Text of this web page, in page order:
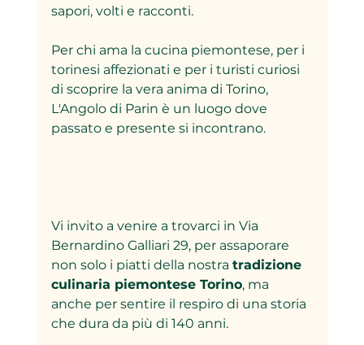
sapori, volti e racconti.
Per chi ama la cucina piemontese, per i
torinesi affezionati e per i turisti curiosi
di scoprire la vera anima di Torino,
L'Angolo di Parin è un luogo dove
passato e presente si incontrano.
Vi invito a venire a trovarci in Via
Bernardino Galliari 29, per assaporare
non solo i piatti della nostra tradizione
culinaria piemontese Torino, ma
anche per sentire il respiro di una storia
che dura da più di 140 anni.